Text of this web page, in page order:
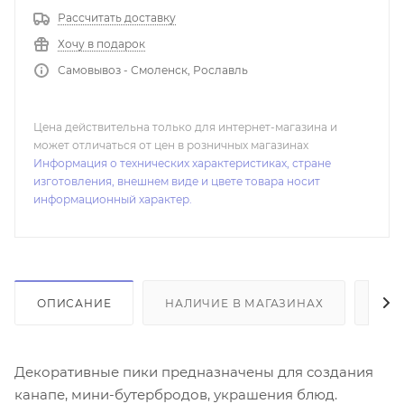
Рассчитать доставку
Хочу в подарок
Самовывоз - Смоленск, Рославль
Цена действительна только для интернет-магазина и
может отличаться от цен в розничных магазинах
Информация о технических характеристиках, стране
изготовления, внешнем виде и цвете товара носит
информационный характер.
ОПИСАНИЕ НАЛИЧИЕ В МАГАЗИНАХ
Декоративные пики предназначены для создания
канапе, мини-бутербродов, украшения блюд.